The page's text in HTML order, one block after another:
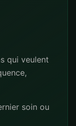
qui veulent
soin ou